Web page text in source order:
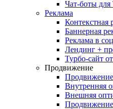
Чат-боты для
Реклама
Контекстная
Баннерная
Реклама в
Лендинг +
Турбо-сайт
Продвижение
Внутренняя
Внешняя